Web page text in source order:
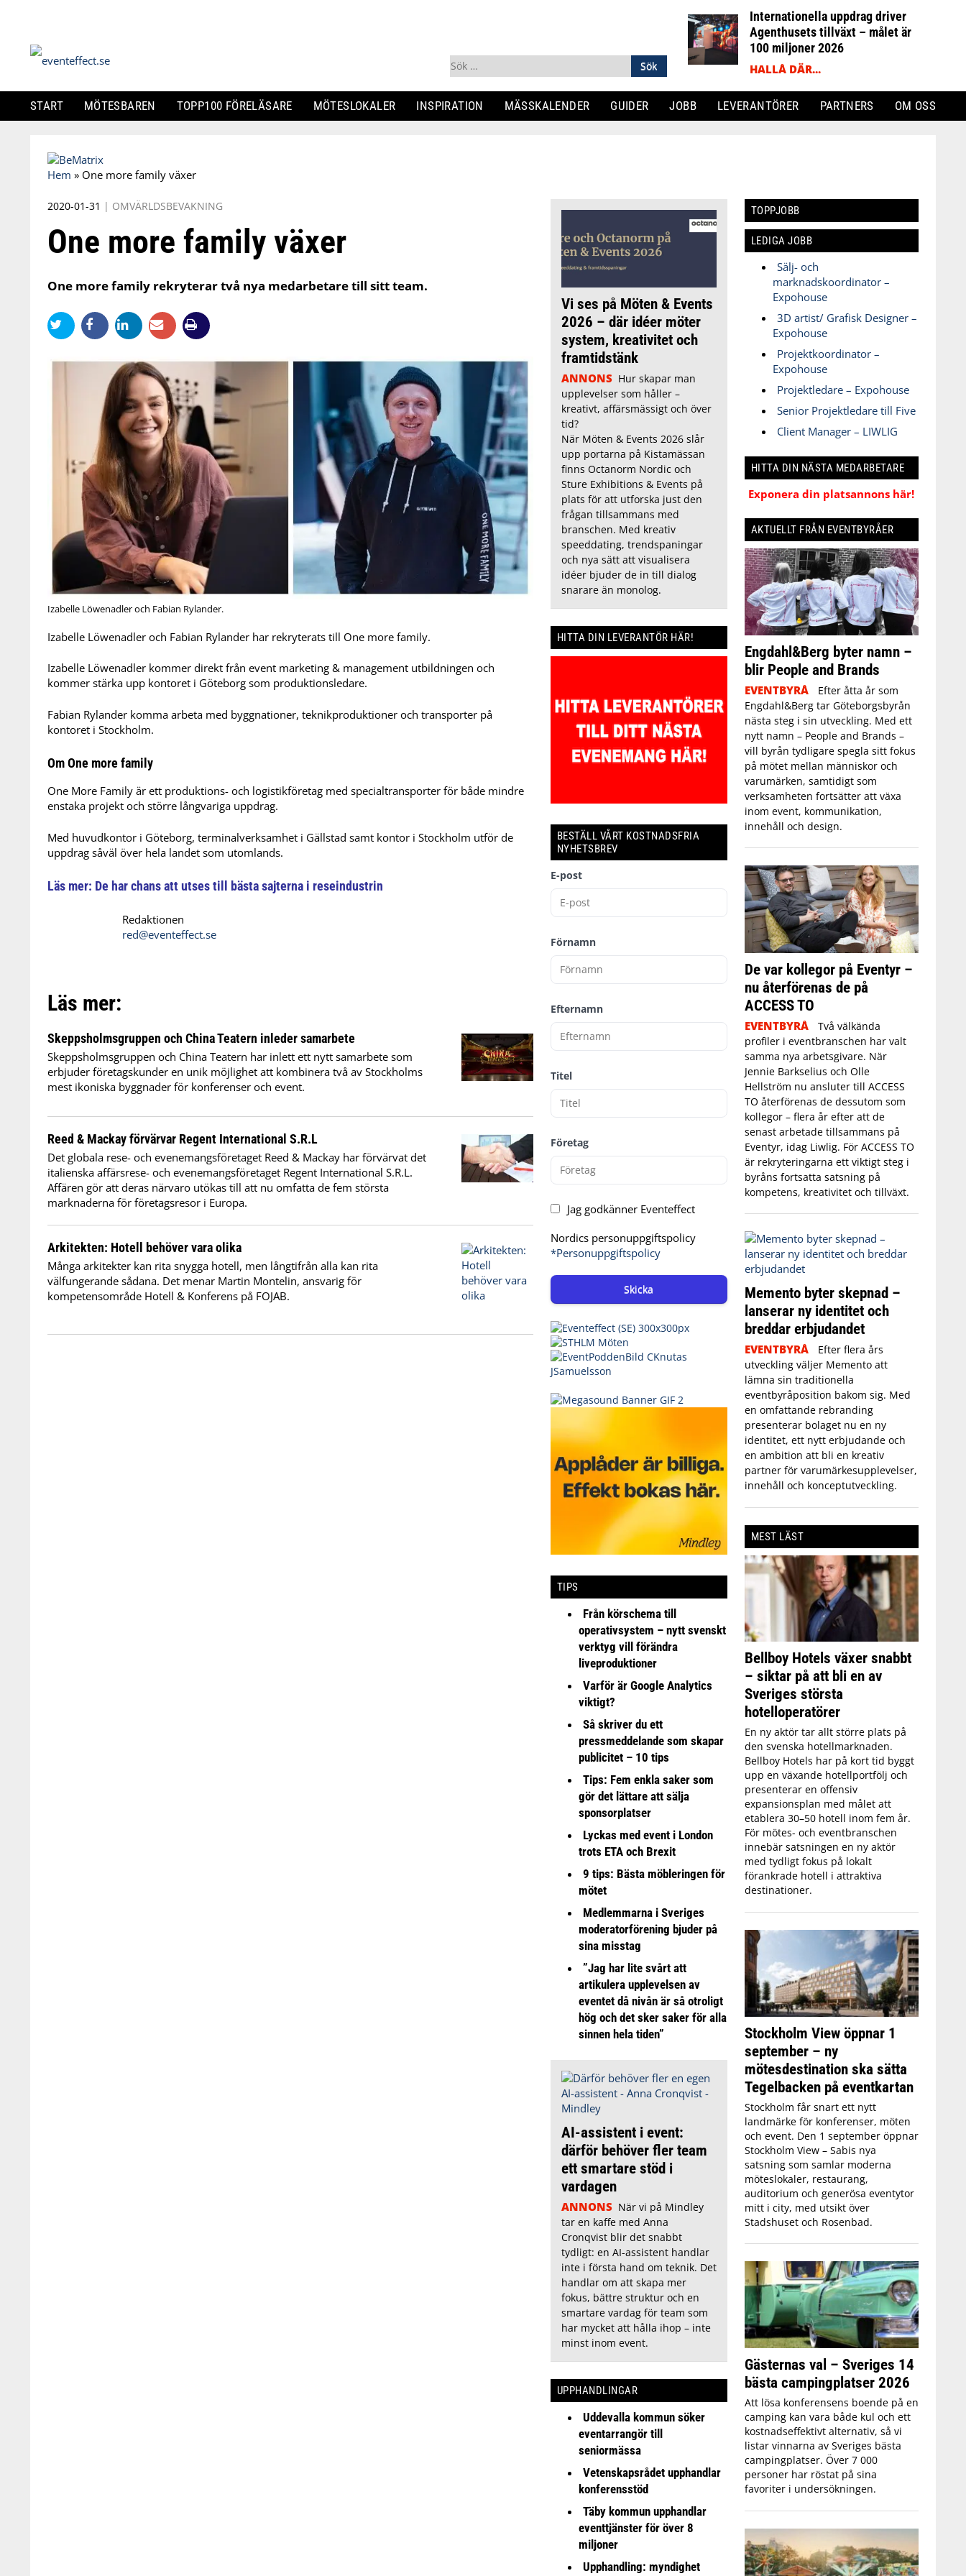
Sök
efter:
Internationella uppdrag driver
Agenthusets tillväxt – målet är
100 miljoner 2026
HALLÅ DÄR...
START MÖTESBAREN TOPP100 FÖRELÄSARE MÖTESLOKALER INSPIRATION MÄSSKALENDER GUIDER JOBB LEVERANTÖRER PARTNERS OM OSS
Skip
to
Hem » One more family växer
2020-01-31 | OMVÄRLDSBEVAKNING
One more family växer
One more family rekryterar två nya medarbetare till sitt team.
Izabelle Löwenadler och Fabian Rylander.
Izabelle Löwenadler och Fabian Rylander har rekryterats till One more family.
Izabelle Löwenadler kommer direkt från event marketing & management utbildningen och
kommer stärka upp kontoret i Göteborg som produktionsledare.
Fabian Rylander komma arbeta med byggnationer, teknikproduktioner och transporter på
kontoret i Stockholm.
Om One more family
One More Family är ett produktions- och logistikföretag med specialtransporter för både mindre
enstaka projekt och större långvariga uppdrag.
Med huvudkontor i Göteborg, terminalverksamhet i Gällstad samt kontor i Stockholm utför de
uppdrag såväl över hela landet som utomlands.
Läs mer: De har chans att utses till bästa sajterna i reseindustrin
Redaktionen
red@eventeffect.se
Läs mer:
Skeppsholmsgruppen och China Teatern inleder samarbete
Skeppsholmsgruppen och China Teatern har inlett ett nytt samarbete som
erbjuder företagskunder en unik möjlighet att kombinera två av Stockholms
mest ikoniska byggnader för konferenser och event.
Reed & Mackay förvärvar Regent International S.R.L
Det globala rese- och evenemangsföretaget Reed & Mackay har förvärvat det
italienska affärsrese- och evenemangsföretaget Regent International S.R.L.
Affären gör att deras närvaro utökas till att nu omfatta de fem största
marknaderna för företagsresor i Europa.
Arkitekten: Hotell behöver vara olika
Många arkitekter kan rita snygga hotell, men långtifrån alla kan rita
välfungerande sådana. Det menar Martin Montelin, ansvarig för
kompetensområde Hotell & Konferens på FOJAB.
Vi ses på Möten & Events
2026 – där idéer möter
system, kreativitet och
framtidstänk
ANNONS Hur skapar man
upplevelser som håller –
kreativt, affärsmässigt och över
tid?
När Möten & Events 2026 slår
upp portarna på Kistamässan
finns Octanorm Nordic och
Sture Exhibitions & Events på
plats för att utforska just den
frågan tillsammans med
branschen. Med kreativ
speeddating, trendspaningar
och nya sätt att visualisera
idéer bjuder de in till dialog
snarare än monolog.
HITTA DIN LEVERANTÖR HÄR!
BESTÄLL VÅRT KOSTNADSFRIA
NYHETSBREV
E-post
Förnamn
Efternamn
Titel
Företag
Jag godkänner Eventeffect
Nordics personuppgiftspolicy
*Personuppgiftspolicy
Skicka
TIPS
Från körschema till
operativsystem – nytt svenskt
verktyg vill förändra
liveproduktioner
Varför är Google Analytics
viktigt?
Så skriver du ett
pressmeddelande som skapar
publicitet – 10 tips
Tips: Fem enkla saker som
gör det lättare att sälja
sponsorplatser
Lyckas med event i London
trots ETA och Brexit
9 tips: Bästa möbleringen för
mötet
Medlemmarna i Sveriges
moderatorförening bjuder på
sina misstag
”Jag har lite svårt att
artikulera upplevelsen av
eventet då nivån är så otroligt
hög och det sker saker för alla
sinnen hela tiden”
AI-assistent i event:
därför behöver fler team
ett smartare stöd i
vardagen
ANNONS När vi på Mindley
tar en kaffe med Anna
Cronqvist blir det snabbt
tydligt: en AI-assistent handlar
inte i första hand om teknik. Det
handlar om att skapa mer
fokus, bättre struktur och en
smartare vardag för team som
har mycket att hålla ihop – inte
minst inom event.
UPPHANDLINGAR
Uddevalla kommun söker
eventarrangör till
seniormässa
Vetenskapsrådet upphandlar
konferensstöd
Täby kommun upphandlar
eventtjänster för över 8
miljoner
Upphandling: myndighet
TOPPJOBB
LEDIGA JOBB
Sälj- och
marknadskoordinator –
Expohouse
3D artist/ Grafisk Designer –
Expohouse
Projektkoordinator –
Expohouse
Projektledare – Expohouse
Senior Projektledare till Five
Client Manager – LIWLIG
HITTA DIN NÄSTA MEDARBETARE
Exponera din platsannons här!
AKTUELLT FRÅN EVENTBYRÅER
Engdahl&Berg byter namn –
blir People and Brands
EVENTBYRÅ
Efter åtta år som
Engdahl&Berg tar Göteborgsbyrån
nästa steg i sin utveckling. Med ett
nytt namn – People and Brands –
vill byrån tydligare spegla sitt fokus
på mötet mellan människor och
varumärken, samtidigt som
verksamheten fortsätter att växa
inom event, kommunikation,
innehåll och design.
De var kollegor på Eventyr –
nu återförenas de på
ACCESS TO
EVENTBYRÅ
Två välkända
profiler i eventbranschen har valt
samma nya arbetsgivare. När
Jennie Barkselius och Olle
Hellström nu ansluter till ACCESS
TO återförenas de dessutom som
kollegor – flera år efter att de
senast arbetade tillsammans på
Eventyr, idag Liwlig. För ACCESS TO
är rekryteringarna ett viktigt steg i
byråns fortsatta satsning på
kompetens, kreativitet och tillväxt.
Memento byter skepnad –
lanserar ny identitet och
breddar erbjudandet
EVENTBYRÅ
Efter flera års
utveckling väljer Memento att
lämna sin traditionella
eventbyråposition bakom sig. Med
en omfattande rebranding
presenterar bolaget nu en ny
identitet, ett nytt erbjudande och
en ambition att bli en kreativ
partner för varumärkesupplevelser,
innehåll och konceptutveckling.
MEST LÄST
Bellboy Hotels växer snabbt
– siktar på att bli en av
Sveriges största
hotelloperatörer
En ny aktör tar allt större plats på
den svenska hotellmarknaden.
Bellboy Hotels har på kort tid byggt
upp en växande hotellportfölj och
presenterar en offensiv
expansionsplan med målet att
etablera 30–50 hotell inom fem år.
För mötes- och eventbranschen
innebär satsningen en ny aktör
med tydligt fokus på lokalt
förankrade hotell i attraktiva
destinationer.
Stockholm View öppnar 1
september – ny
mötesdestination ska sätta
Tegelbacken på eventkartan
Stockholm får snart ett nytt
landmärke för konferenser, möten
och event. Den 1 september öppnar
Stockholm View – Sabis nya
satsning som samlar moderna
möteslokaler, restaurang,
auditorium och generösa eventytor
mitt i city, med utsikt över
Stadshuset och Rosenbad.
Gästernas val – Sveriges 14
bästa campingplatser 2026
Att lösa konferensens boende på en
camping kan vara både kul och ett
kostnadseffektivt alternativ, så vi
listar vinnarna av Sveriges bästa
campingplatser. Över 7 000
personer har röstat på sina
favoriter i undersökningen.